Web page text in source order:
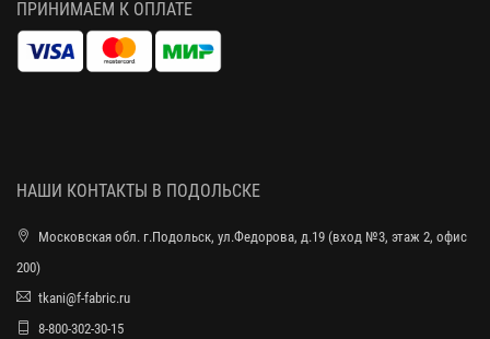
ПРИНИМАЕМ К ОПЛАТЕ
НАШИ КОНТАКТЫ В ПОДОЛЬСКЕ
Московская обл. г.Подольск, ул.Федорова, д.19 (вход №3, этаж 2, офис
200)
tkani@f-fabric.ru
8-800-302-30-15